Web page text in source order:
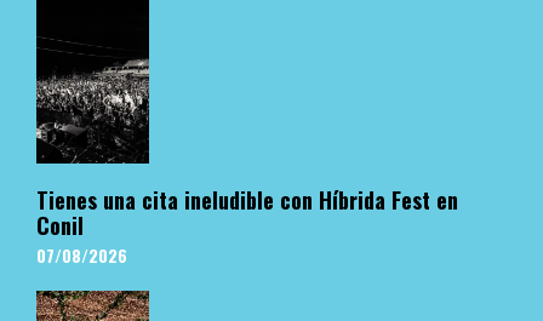
Tienes una cita ineludible con Híbrida Fest en
Conil
07/08/2026